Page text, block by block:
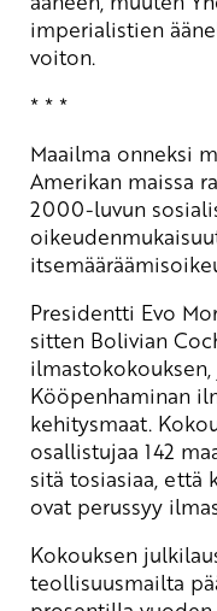
imperialistien
voiton.
* * *
Maailma onneksi
Amerikan maissa
2000-luvun
Presidentti Evo
sitten Bolivian
ilmastokokouksen,
Kööpenhaminan
kehitysmaat.
osallistujaa 142
sitä tosiasiaa, että
ovat perussyy
Kokouksen
teollisuusmailta